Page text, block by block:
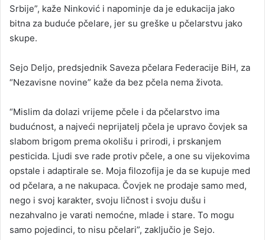
Srbije”, kaže Ninković i napominje da je edukacija jako
bitna za buduće pčelare, jer su greške u pčelarstvu jako
skupe.
Sejo Deljo, predsjednik Saveza pčelara Federacije BiH, za
“Nezavisne novine” kaže da bez pčela nema života.
“Mislim da dolazi vrijeme pčele i da pčelarstvo ima
budućnost, a najveći neprijatelj pčela je upravo čovjek sa
slabom brigom prema okolišu i prirodi, i prskanjem
pesticida. Ljudi sve rade protiv pčele, a one su vijekovima
opstale i adaptirale se. Moja filozofija je da se kupuje med
od pčelara, a ne nakupaca. Čovjek ne prodaje samo med,
nego i svoj karakter, svoju ličnost i svoju dušu i
nezahvalno je varati nemoćne, mlade i stare. To mogu
samo pojedinci, to nisu pčelari”, zaključio je Sejo.